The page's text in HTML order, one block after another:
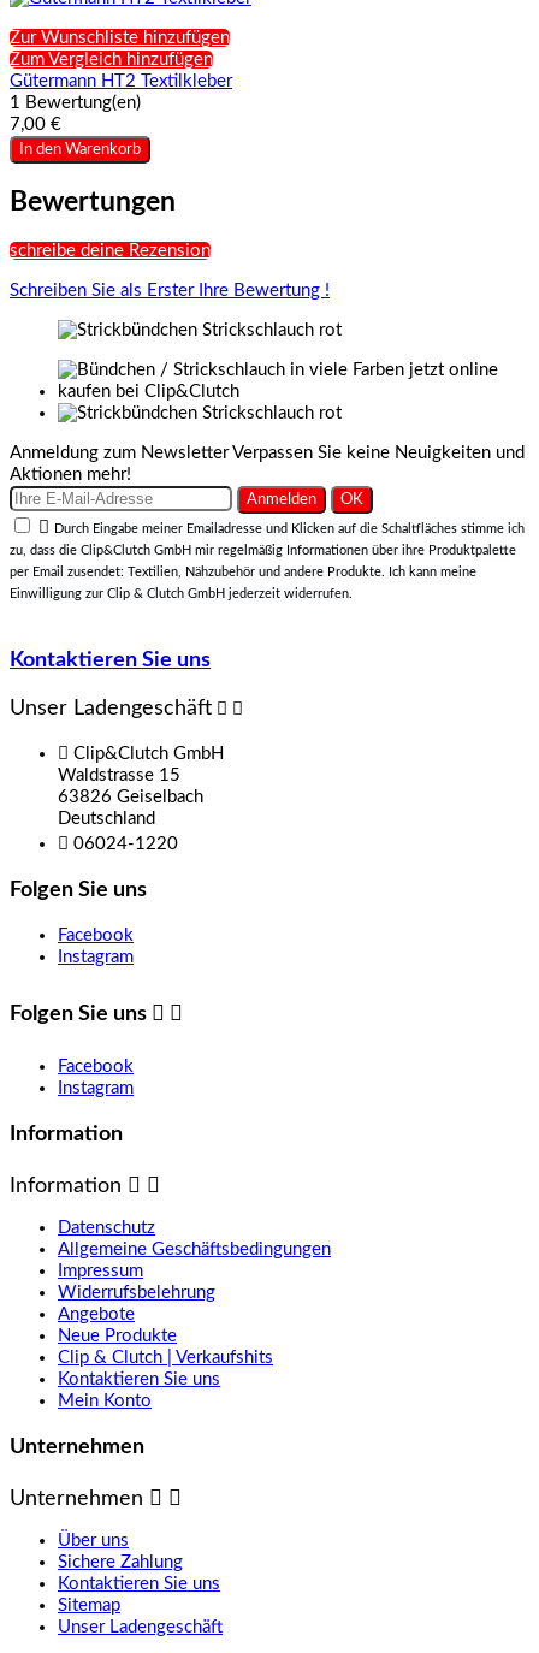
Zur Wunschliste hinzufügen
Zum Vergleich hinzufügen
Gütermann HT2 Textilkleber
1 Bewertung(en)
7,00 €
In den Warenkorb
Bewertungen
schreibe deine Rezension
Schreiben Sie als Erster Ihre Bewertung !
Anmeldung zum Newsletter Verpassen Sie keine Neuigkeiten und
Aktionen mehr!

Durch Eingabe meiner Emailadresse und Klicken auf die Schaltfläches stimme ich
zu, dass die Clip&Clutch GmbH mir regelmäßig Informationen über ihre Produktpalette
per Email zusendet: Textilien, Nähzubehör und andere Produkte. Ich kann meine
Einwilligung zur Clip & Clutch GmbH jederzeit widerrufen.
Kontaktieren Sie uns
Unser Ladengeschäft  
 Clip&Clutch GmbH
Waldstrasse 15
63826 Geiselbach
Deutschland
 06024-1220
Folgen Sie uns
Facebook
Instagram
Folgen Sie uns  
Facebook
Instagram
Information
Information  
Datenschutz
Allgemeine Geschäftsbedingungen
Impressum
Widerrufsbelehrung
Angebote
Neue Produkte
Clip & Clutch | Verkaufshits
Kontaktieren Sie uns
Mein Konto
Unternehmen
Unternehmen  
Über uns
Sichere Zahlung
Kontaktieren Sie uns
Sitemap
Unser Ladengeschäft